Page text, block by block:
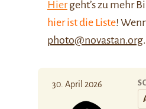
Hiergeht’s zu mehr
hier ist die Liste!
photo@novastan.org.
30. April 2026